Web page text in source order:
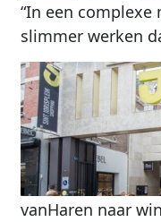
“In een
slimmer werken
vanHaren naar